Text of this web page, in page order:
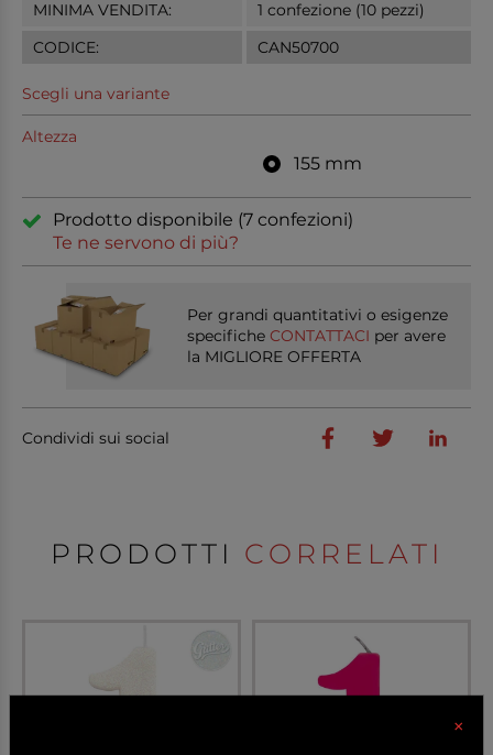
MINIMA VENDITA:
1 confezione (10 pezzi)
CODICE:
CAN50700
Scegli una variante
Altezza
155 mm
Prodotto disponibile (7 confezioni)
Te ne servono di più?
Per grandi quantitativi o esigenze
specifiche CONTATTACI per avere
la MIGLIORE OFFERTA
Condividi sui social
PRODOTTI CORRELATI
×